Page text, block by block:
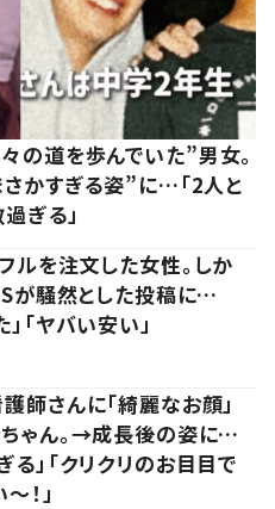
の道を歩んでいた”男女。
かすぎる姿”に…「2人と
ぎる」
ルを注文した女性。しか
が騒然とした投稿に…
「ヤバい安い」
師さんに「綺麗なお顔」
ゃん。→成長後の姿に…
る」「クリクリのお目目で
！」